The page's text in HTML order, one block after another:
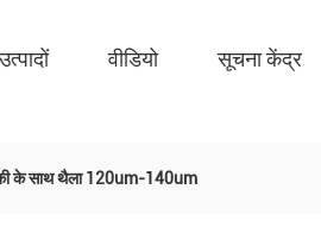
उत्पादों वीडियो सूचना केंद्र
के साथ थैला 120um-140um